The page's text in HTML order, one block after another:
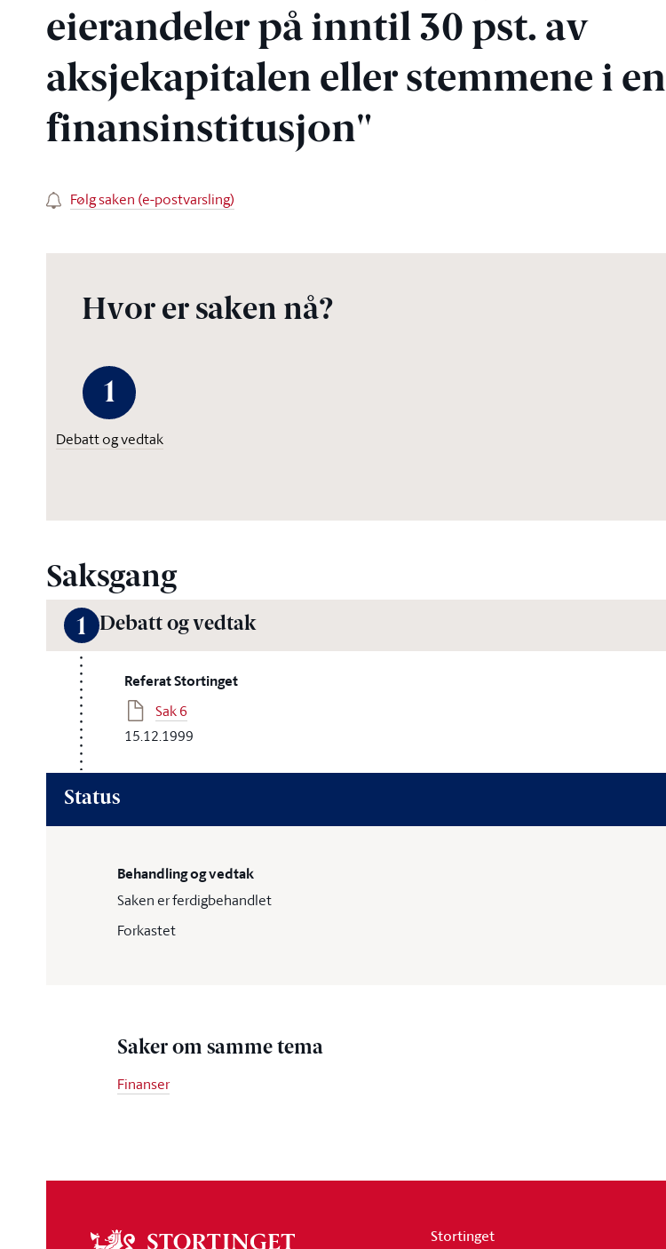
eierandeler på inntil 30 pst. av
aksjekapitalen eller stemmene i en
finansinstitusjon"
Følg saken (e-postvarsling)
Hvor er saken nå?
1
Debatt og vedtak
Saksgang
1 Debatt og vedtak
Referat Stortinget
Sak 6
15.12.1999
Status
Behandling og vedtak
Saken er ferdigbehandlet
Forkastet
Saker om samme tema
Finanser
Stortinget